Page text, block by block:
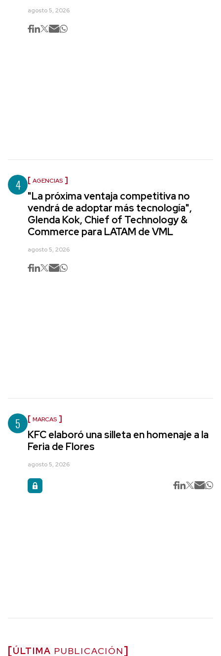
agosto 5, 2026
4 AGENCIAS
"La próxima ventaja competitiva no
vendrá de adoptar más tecnología",
Glenda Kok, Chief of Technology &
Commerce para LATAM de VML
agosto 5, 2026
5 MARCAS
KFC elaboró una silleta en homenaje a la
Feria de Flores
agosto 5, 2026
ÚLTIMA PUBLICACIÓN